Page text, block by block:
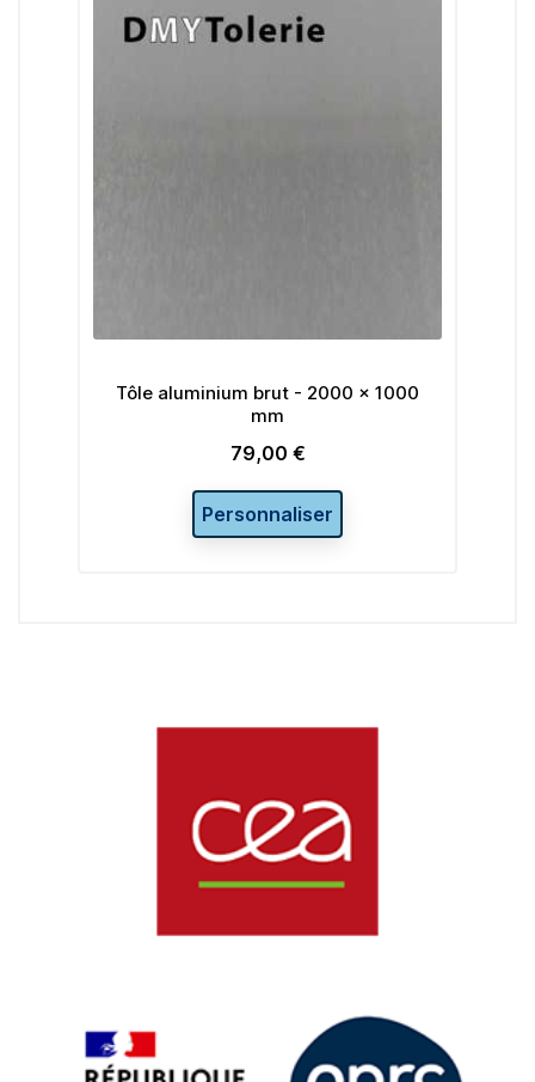
Tôle aluminium brut - 2000 x 1000
mm
Prix
79,00 €
Personnaliser